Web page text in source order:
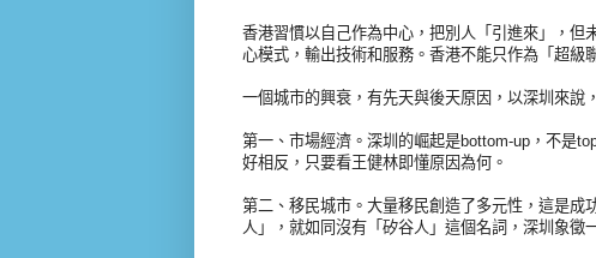
香港習慣以自己作為中心，把別人「引進來」，但
心模式，輸出技術和服務。香港不能只作為「超級
一個城市的興衰，有先天與後天原因，以深圳來說
第一、市場經濟。深圳的崛起是bottom-up，不是
好相反，只要看王健林即懂原因為何。
第二、移民城市。大量移民創造了多元性，這是成
人」，就如同沒有「矽谷人」這個名詞，深圳象徵